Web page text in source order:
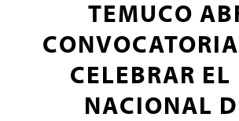
TEMUCO
CELEBRAR
NACIONAL